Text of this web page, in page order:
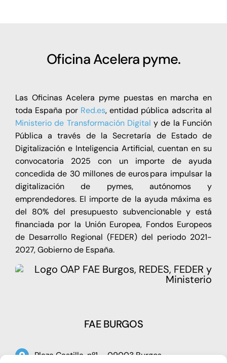
Oficina Acelera pyme.
Las Oficinas Acelera pyme puestas en marcha en
toda España por Red.es, entidad pública adscrita al
Ministerio de Transformación Digital y de la Función
Pública a través de la Secretaría de Estado de
Digitalización e Inteligencia Artificial, cuentan en su
convocatoria 2025 con un importe de ayuda
concedida de 30 millones de euros para impulsar la
digitalización de pymes, autónomos y
emprendedores. El importe de la ayuda máxima es
del 80% del presupuesto subvencionable y está
financiada por la Unión Europea, Fondos Europeos
de Desarrollo Regional (FEDER) del periodo 2021-
2027, Gobierno de España.
FAE BURGOS
Plaza Castilla, nº1 – 09003 Burgos